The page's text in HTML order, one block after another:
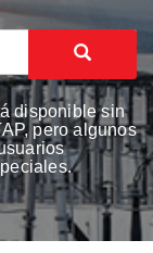
disponible sin
pero algunos